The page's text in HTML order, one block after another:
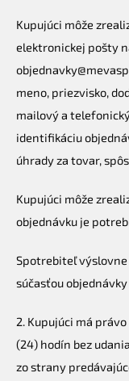
Kupujúci môže
elektronickej pošty
meno, priezvisko,
mailový a
identifikáciu
úhrady za tovar,
Kupujúci môže
objednávku je
Spotrebiteľ výslovne
súčasťou
2. Kupujúci má
(24) hodín bez
zo strany